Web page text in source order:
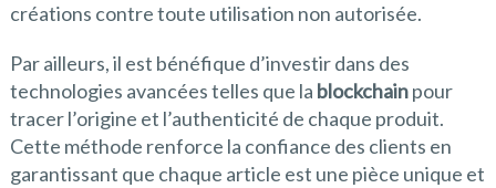
créations contre toute utilisation non autorisée.
Par ailleurs, il est bénéfique d’investir dans des
technologies avancées telles que la blockchainpour
tracer l’origine et l’authenticité de chaque produit.
Cette méthode renforce la confiance des clients en
garantissant que chaque article est une pièce unique et